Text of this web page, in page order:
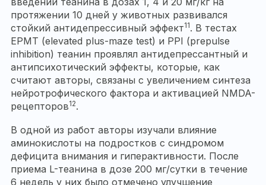
протяжении 10 дней у животных развивался
стойкий антидепрессивный эффект11. В тестах
EPMT (elevated plus-maze test) и PPI (prepulse
inhibition) теанин проявлял антидепрессантный и
антипсихотический эффекты, которые, как
считают авторы, связаны с увеличением синтеза
нейротрофического фактора и активацией NMDA-
рецепторов12.
В одной из работ авторы изучали влияние
аминокислоты на подростков с синдромом
дефицита внимания и гиперактивности. После
приема L-теанина в дозе 200 мг/сутки в течение
6 недель у них было отмечено улучшение